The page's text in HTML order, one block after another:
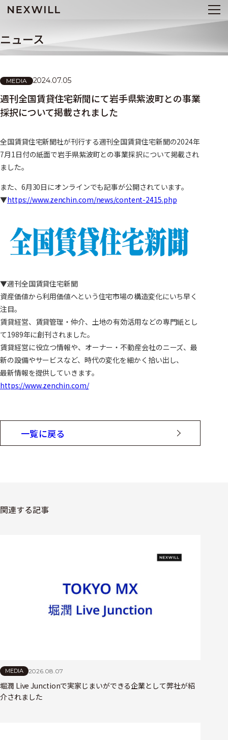
ニュース
MEDIA 2024.07.05
週刊全国賃貸住宅新聞にて岩手県紫波町との事業
採択について掲載されました
全国賃貸住宅新聞社が刊行する週刊全国賃貸住宅新聞の2024年
7月1日付の紙面で岩手県紫波町との事業採択について掲載され
ました。
また、6月30日にオンラインでも記事が公開されています。
▼https://www.zenchin.com/news/content-2415.php
▼週刊全国賃貸住宅新聞
資産価値から利用価値へという住宅市場の構造変化にいち早く
注目。
賃貸経営、賃貸管理・仲介、土地の有効活用などの専門紙とし
て1989年に創刊されました。
賃貸経営に役立つ情報や、オーナー・不動産会社のニーズ、最
新の設備やサービスなど、時代の変化を細かく拾い出し、
最新情報を提供していきます。
https://www.zenchin.com/
一覧に戻る
関連する記事
MEDIA 2026.08.07
堀潤 Live Junctionで実家じまいができる企業として弊社が紹
介されました